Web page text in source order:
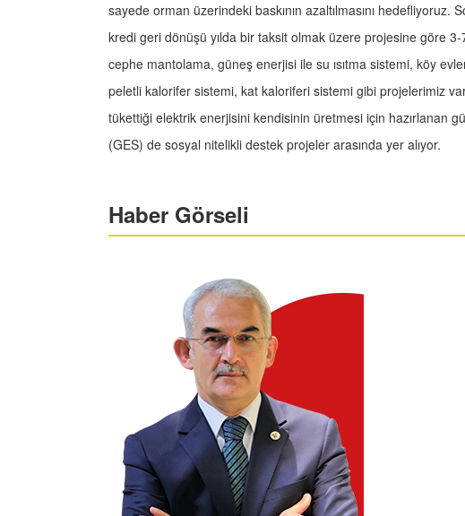
sayede orman üzerindeki baskının azaltılmasını
kredi geri dönüşü yılda bir taksit olmak üzere projesine göre 3-
cephe mantolama, güneş enerjisi ile su ısıtma sistemi, köy
peletli kalorifer sistemi, kat kaloriferi sistemi gibi projelerimiz
tükettiği elektrik enerjisini kendisinin üretmesi için hazırlanan
(GES) de sosyal nitelikli destek projeler arasında yer alıyor.
Haber Görseli